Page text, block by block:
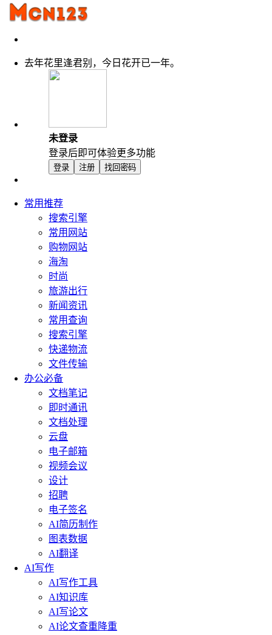
去年花里逢君别，今日花开已一年。
未登录
登录后即可体验更多功能
登录 注册 找回密码
常用推荐
搜索引擎
常用网站
购物网站
海淘
时尚
旅游出行
新闻资讯
常用查询
搜索引擎
快递物流
文件传输
办公必备
文档笔记
即时通讯
文档处理
云盘
电子邮箱
视频会议
设计
招聘
电子签名
AI简历制作
图表数据
AI翻译
AI写作
AI写作工具
AI知识库
AI写论文
AI论文查重降重